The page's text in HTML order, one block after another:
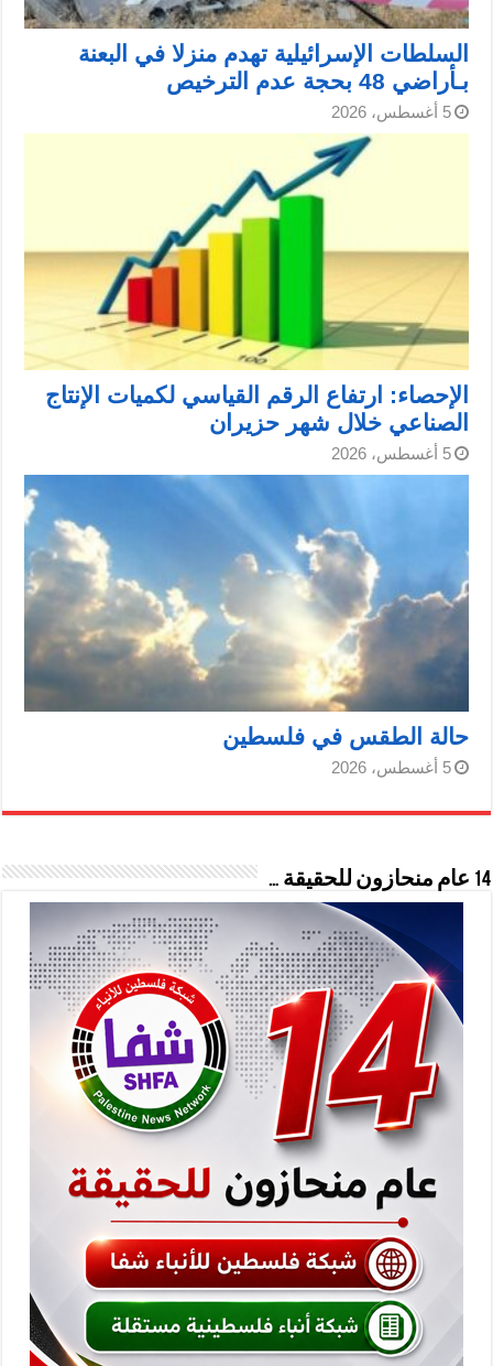
السلطات الإسرائيلية تهدم منزلا في البعنة
بـأراضي 48 بحجة عدم الترخيص
5 أغسطس، 2026
الإحصاء: ارتفاع الرقم القياسي لكميات الإنتاج
الصناعي خلال شهر حزيران
5 أغسطس، 2026
حالة الطقس في فلسطين
5 أغسطس، 2026
14 عام منحازون للحقيقة …